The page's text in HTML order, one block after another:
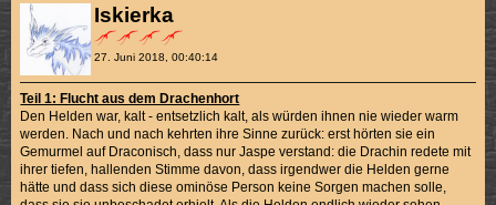
Iskierka
27. Juni 2018, 00:40:14
Teil 1: Flucht aus dem Drachenhort
Den Helden war, kalt - entsetzlich kalt, als würden ihnen nie wieder warm
werden. Nach und nach kehrten ihre Sinne zurück: erst hörten sie ein
Gemurmel auf Draconisch, dass nur Jaspe verstand: die Drachin redete mit
ihrer tiefen, hallenden Stimme davon, dass irgendwer die Helden gerne
hätte und dass sich diese ominöse Person keine Sorgen machen solle,